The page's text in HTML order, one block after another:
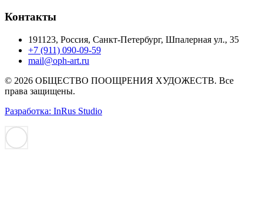
Контакты
191123, Россия, Санкт-Петербург, Шпалерная ул., 35
+7 (911) 090-09-59
mail@oph-art.ru
© 2026 ОБЩЕСТВО ПООЩРЕНИЯ ХУДОЖЕСТВ. Все
права защищены.
Разработка: InRus Studio